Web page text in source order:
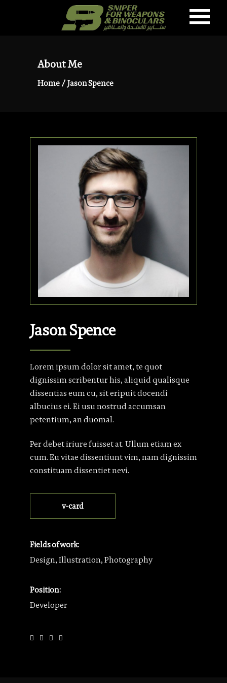
About Me
Home /Jason Spence
Jason Spence
Lorem ipsum dolor sit amet, te quot
dignissim scribentur his, aliquid qualisque
dissentias eum cu, sit eripuit docendi
albucius ei. Ei usu nostrud accumsan
petentium, an duomal.
Per debet iriure fuisset at. Ullum etiam ex
cum. Eu vitae dissentiunt vim, nam dignissim
constituam dissentiet nevi.
v-card
Fields of work:
Design, Illustration, Photography
Position:
Developer